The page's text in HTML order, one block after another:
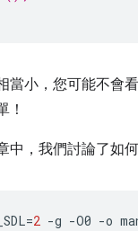
當小，您可能不會
！
中，我們討論了如
=2 -g -O0 -o